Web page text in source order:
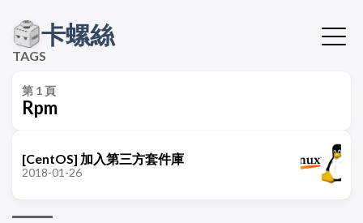
卡螺絲
TAGS
第 1 頁
Rpm
[CentOS] 加入第三方套件庫
2018-01-26